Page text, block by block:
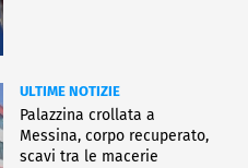
ULTIME NOTIZIE
Palazzina crollata a
Messina, corpo recuperato,
scavi tra le macerie